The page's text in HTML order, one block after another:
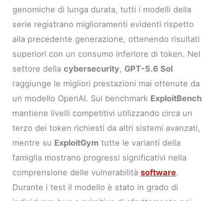
genomiche di lunga durata, tutti i modelli della
serie registrano miglioramenti evidenti rispetto
alla precedente generazione, ottenendo risultati
superiori con un consumo inferiore di token. Nel
settore dellacybersecurity, GPT-5.6 Sol
raggiunge le migliori prestazioni mai ottenute da
un modello OpenAI. Sul benchmark ExploitBench
mantiene livelli competitivi utilizzando circa un
terzo dei token richiesti da altri sistemi avanzati,
mentre su ExploitGym tutte le varianti della
famiglia mostrano progressi significativi nella
comprensione delle vulnerabilitàsoftware.
Durante i test il modello è stato in grado di